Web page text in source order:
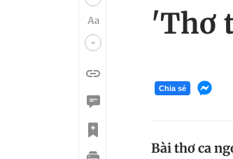
'Thơ
Chia sẻ
Bài thơ ca